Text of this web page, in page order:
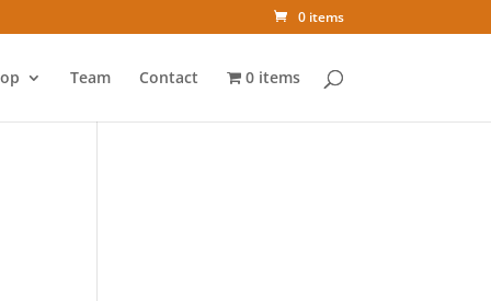
0 items
Team Contact 0 items